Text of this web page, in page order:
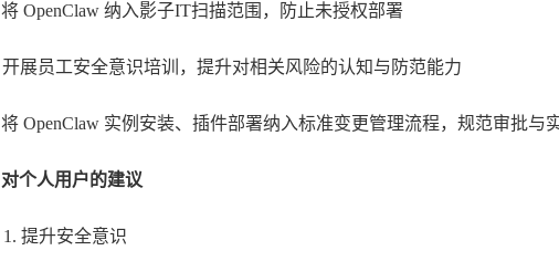
将 OpenClaw 纳入影子IT扫描范围，防止未授权部署
开展员工安全意识培训，提升对相关风险的认知与防范能力
将 OpenClaw 实例安装、插件部署纳入标准变更管理流程，规范审批与
对个人用户的建议
1. 提升安全意识